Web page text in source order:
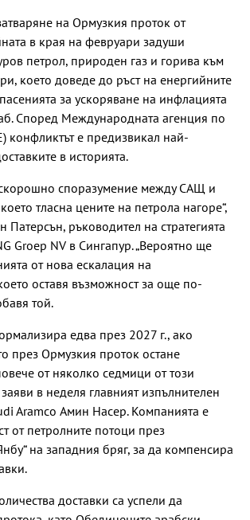
на Ормузкия проток от
в края на февруари задуши
петрол, природен газ и горива към
което доведе до ръст на енергийните
за ускоряване на инфлацията
Според Международната агенция по
конфликтът е предизвикал най-
в историята.
споразумение между САЩ и
тласна цените на петрола нагоре“,
Патерсън, ръководител на стратегията
Groep NV в Сингапур. „Вероятно ще
от нова ескалация на
оставя възможност за още по-
той.
едва през 2027 г., ако
през Ормузкия проток остане
от няколко седмици от този
в неделя главният изпълнителен
Aramco Амин Насер. Компанията е
от петролните потоци през
на западния бряг, за да компенсира
доставки са успели да